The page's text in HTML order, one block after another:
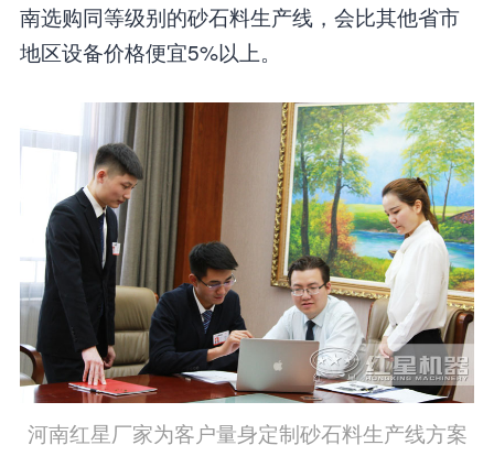
南选购同等级别的砂石料生产线，会比其他省市
地区设备价格便宜5%以上。
河南红星厂家为客户量身定制砂石料生产线方案